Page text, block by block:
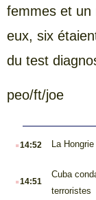
femmes et un
eux, six
du test
peo/ft/joe
.14:52 La
.14:51
Cuba
terroristes